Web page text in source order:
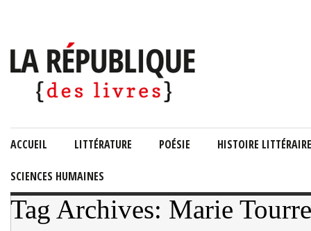
ACCUEIL LITTÉRATURE POÉSIE HISTOIRE LITTÉRAIRE
SCIENCES HUMAINES
Tag Archives: Marie